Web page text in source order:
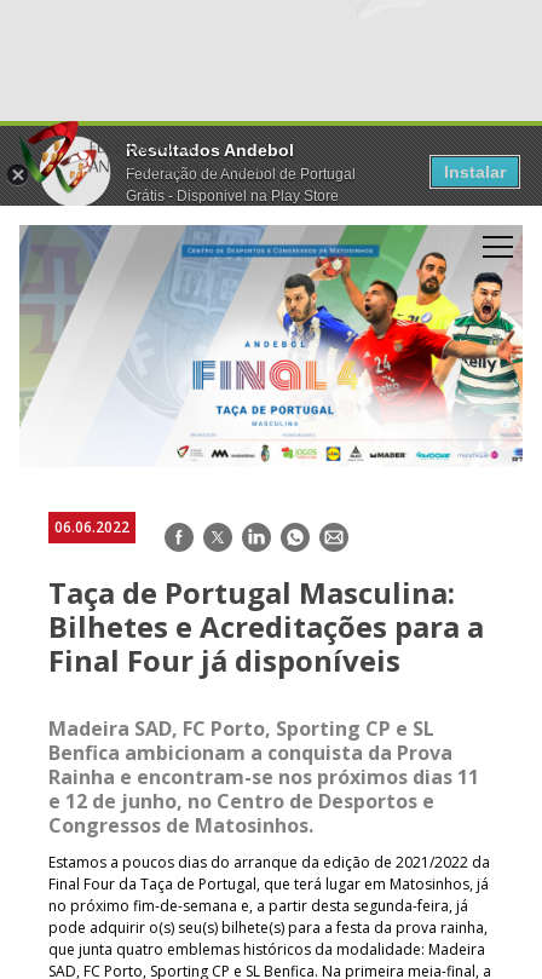
Resultados Andebol
Federação de Andebol de Portugal
Grátis - Disponivel na Play Store
Instalar
06.06.2022 Facebook
TwitterLinkedInWhatsApp
E-
Taça de Portugal Masculina:
Bilhetes e Acreditações para a
Final Four já disponíveis
Madeira SAD, FC Porto, Sporting CP e SL
Benfica ambicionam a conquista da Prova
Rainha e encontram-se nos próximos dias 11
e 12 de junho, no Centro de Desportos e
Congressos de Matosinhos.
Estamos a poucos dias do arranque da edição de 2021/2022 da
Final Four da Taça de Portugal, que terá lugar em Matosinhos, já
no próximo fim-de-semana e, a partir desta segunda-feira, já
pode adquirir o(s) seu(s) bilhete(s) para a festa da prova rainha,
que junta quatro emblemas históricos da modalidade: Madeira
SAD, FC Porto, Sporting CP e SL Benfica. Na primeira meia-final, a